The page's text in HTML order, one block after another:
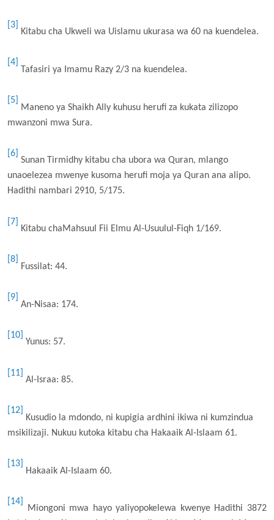
[3]
Kitabu cha Ukweli wa Uislamu ukurasa wa 60 na kuendelea.
[4]
Tafasiri ya Imamu Razy 2/3 na kuendelea.
[5]
Maneno ya Shaikh Ally kuhusu herufi za kukata zilizopo
mwanzoni mwa Sura.
[6]
Sunan Tirmidhy kitabu cha ubora wa Quran, mlango
unaoelezea mwenye kusoma herufi moja ya Quran ana alipo.
Hadithi nambari 2910, 5/175.
[7]
Kitabu chaMahsuul Fii Elmu Al-Usuulul-Fiqh 1/169.
[8]
Fussilat: 44.
[9]
An-Nisaa: 174.
[10]
Yunus: 57.
[11]
Al-Israa: 85.
[12]
Kusudio la mdondo, ni kupigia ardhini ikiwa ni kumzindua
msikilizaji. Nukuu kutoka kitabu cha Hakaaik Al-Islaam 61.
[13]
Hakaaik Al-Islaam 60.
[14]
Miongoni mwa hayo yaliyopokelewa kwenye Hadithi 3872